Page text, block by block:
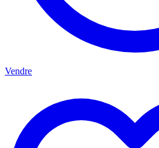
Vendre